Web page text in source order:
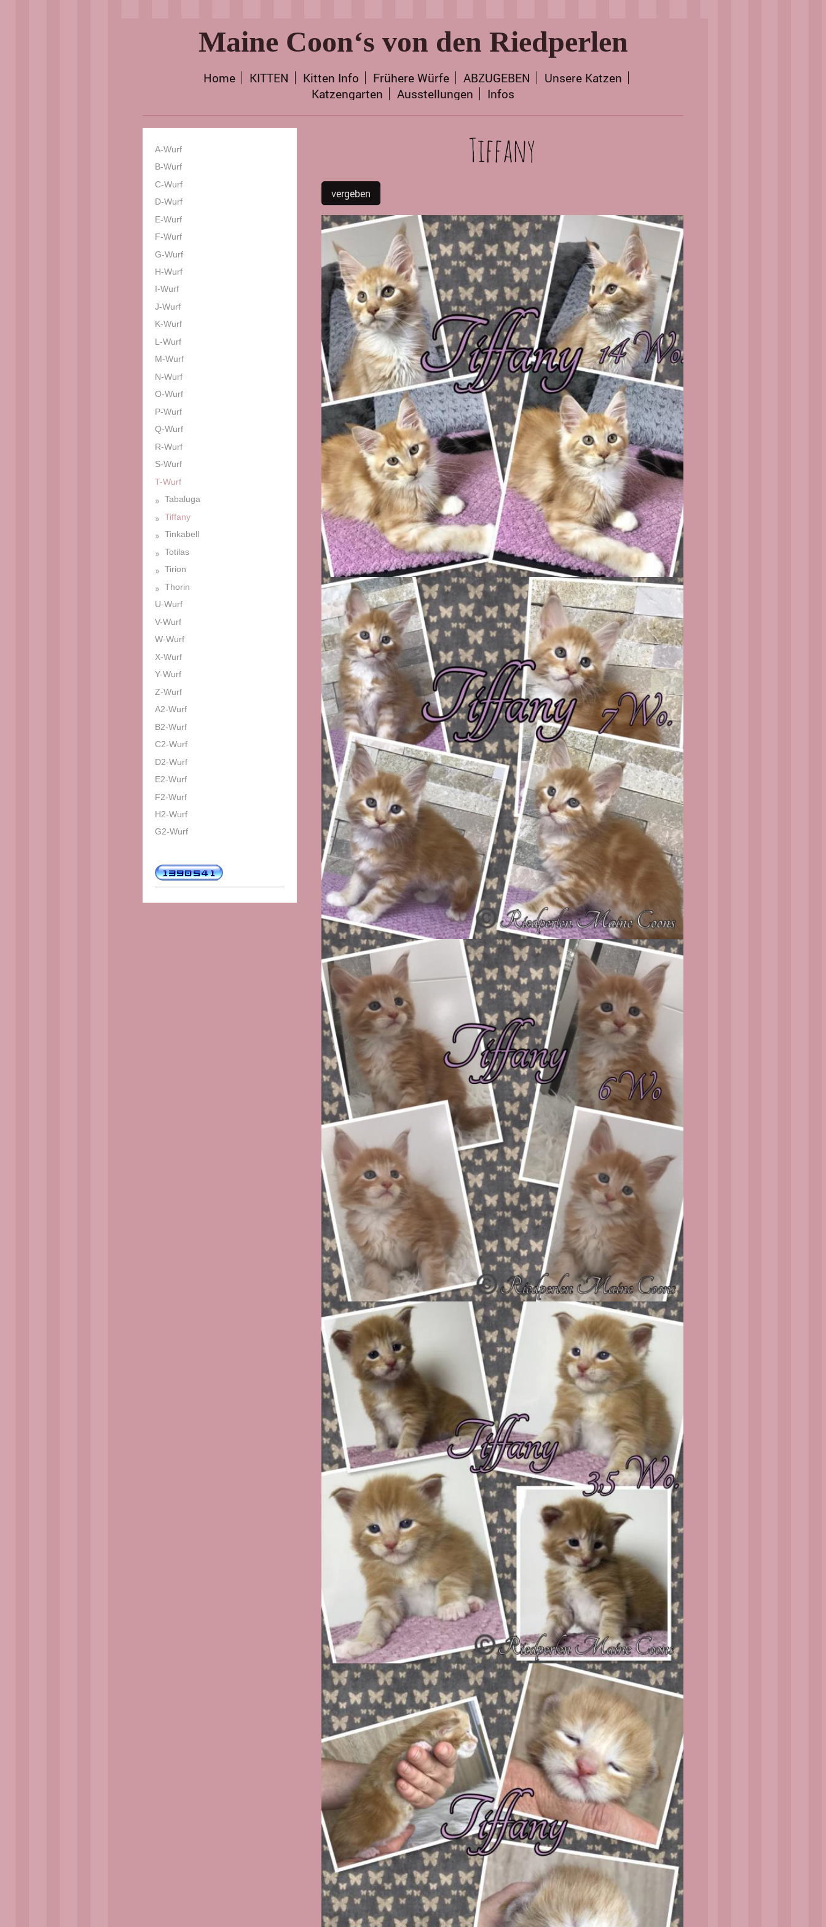
Maine Coon‘s von den Riedperlen
Home KITTEN Kitten Info Frühere Würfe ABZUGEBEN
Unsere Katzen
Katzengarten
Ausstellungen Infos
Tiffany
vergeben
A-Wurf
B-Wurf
C-Wurf
D-Wurf
E-Wurf
F-Wurf
G-Wurf
H-Wurf
I-Wurf
J-Wurf
K-Wurf
L-Wurf
M-Wurf
N-Wurf
O-Wurf
P-Wurf
Q-Wurf
R-Wurf
S-Wurf
T-Wurf
Tabaluga
Tiffany
Tinkabell
Totilas
Tirion
Thorin
U-Wurf
V-Wurf
W-Wurf
X-Wurf
Y-Wurf
Z-Wurf
A2-Wurf
B2-Wurf
C2-Wurf
D2-Wurf
E2-Wurf
F2-Wurf
H2-Wurf
G2-Wurf